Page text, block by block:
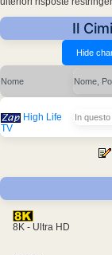
Il
Nome Nome,
High Life
TV
In
8K - Ultra HD